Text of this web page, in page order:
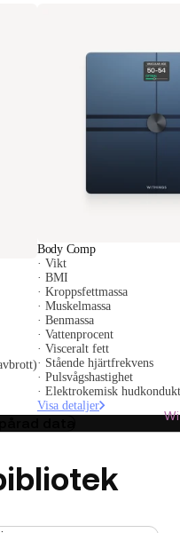
Body Comp
· Vikt
· BMI
· Kroppsfettmassa
· Muskelmassa
· Benmassa
· Vattenprocent
· Visceralt fett
· Stående hjärtfrekvens
· Pulsvågshastighet
· Elektrokemisk
Visa detaljer